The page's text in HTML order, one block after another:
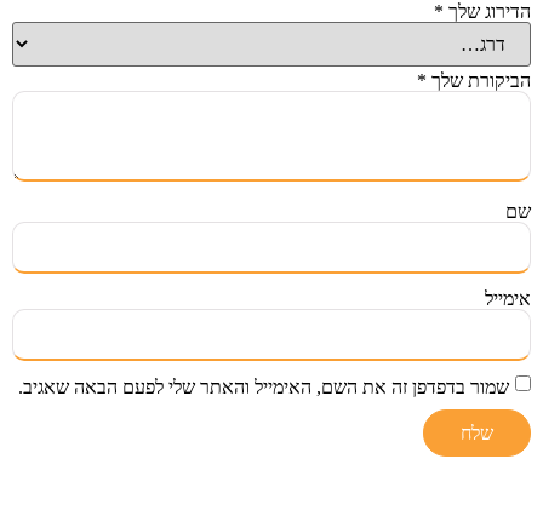
הדירוג שלך *
הביקורת שלך *
שם
אימייל
שמור בדפדפן זה את השם, האימייל והאתר שלי לפעם הבאה שאגיב.